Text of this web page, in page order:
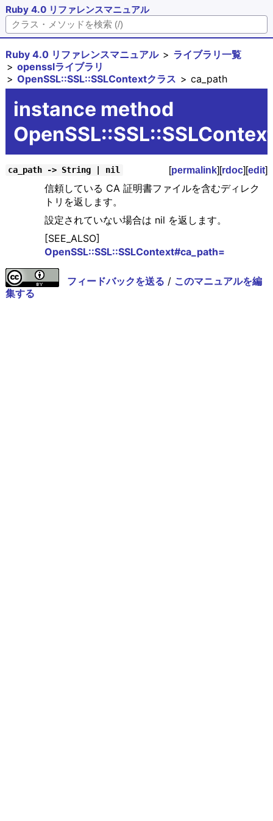
Ruby 4.0 リファレンスマニュアル
Ruby 4.0 リファレンスマニュアル
ライブラリ一覧
opensslライブラリ
OpenSSL::SSL::SSLContextクラス
ca_path
instance method
ca_path -> String | nil [permalink][rdoc][edit]
信頼している CA 証明書ファイルを含むディレク
トリを返します。
設定されていない場合は nil を返します。
[SEE_ALSO]
OpenSSL::SSL::SSLContext#ca_path=
フィードバックを送る / このマニュアルを編
集する